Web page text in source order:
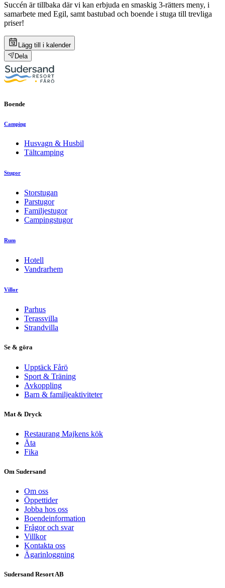
Succén är tillbaka där vi kan erbjuda en smaskig 3-rätters meny, i
samarbete med Egil, samt bastubad och boende i stuga till trevliga
priser!
Lägg till i kalender
Dela
Boende
Camping
Husvagn & Husbil
Tältcamping
Stugor
Storstugan
Parstugor
Familjestugor
Campingstugor
Rum
Hotell
Vandrarhem
Villor
Parhus
Terassvilla
Strandvilla
Se & göra
Upptäck Fårö
Sport & Träning
Avkoppling
Barn & familjeaktiviteter
Mat & Dryck
Restaurang Majkens kök
Äta
Fika
Om Sudersand
Om oss
Öppettider
Jobba hos oss
Boendeinformation
Frågor och svar
Villkor
Kontakta oss
Ägarinloggning
Sudersand Resort AB